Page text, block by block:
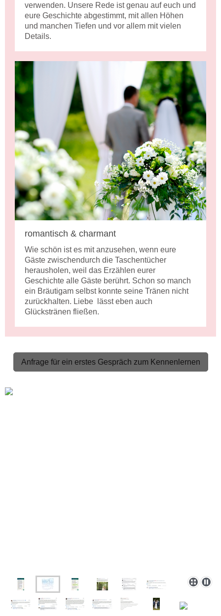
verwenden. Unsere Rede ist genau auf euch und
eure Geschichte abgestimmt, mit allen Höhen
und manchen Tiefen und vor allem mit vielen
Details.
romantisch & charmant
Wie schön ist es mit anzusehen, wenn eure
Gäste zwischendurch die Taschentücher
herausholen, weil das Erzählen eurer
Geschichte alle Gäste berührt. Schon so manch
ein Bräutigam selbst konnte seine Tränen nicht
zurückhalten. Liebe lässt eben auch
Glückstränen fließen.
Anfrage für ein erstes Gespräch zum Kennenlernen